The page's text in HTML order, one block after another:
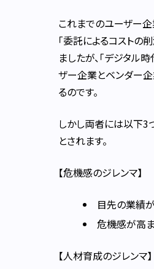
これまでのユーザー
「委託によるコストの
ましたが、「デジタル
ザー企業とベンダー
るのです。
しかし両者には以下3
とされます。
【危機感のジレンマ】
目先の業績
危機感が高
【人材育成のジレンマ】